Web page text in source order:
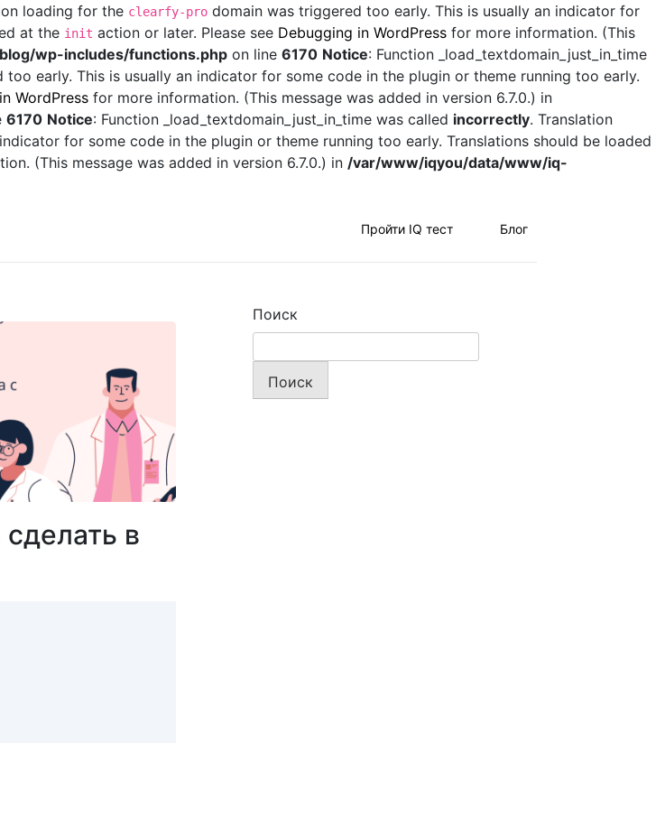
loading for the clearfy-pro domain was triggered too early. This is usually an indicator for
at the init action or later. Please see Debugging in WordPress for more information. (This
wp-includes/functions.php on line 6170 Notice: Function _load_textdomain_just_in_time
too early. This is usually an indicator for some code in the plugin or theme running too early.
WordPress for more information. (This message was added in version 6.7.0.) in
6170 Notice: Function _load_textdomain_just_in_time was called incorrectly. Translation
for some code in the plugin or theme running too early. Translations should be loaded
(This message was added in version 6.7.0.) in /var/www/iqyou/data/www/iq-
Пройти IQ тест Блог
сделать в
Поиск
Поиск